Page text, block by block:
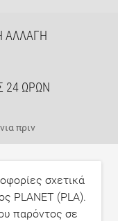
ΑΛΛΑΓΉ
24 ΩΡΏΝ
πριν
σχετικά
PLANET (PLA).
παρόντος σε